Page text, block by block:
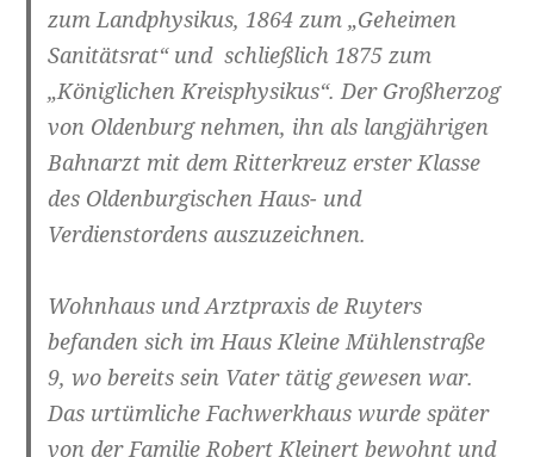
zum Landphysikus, 1864 zum „Geheimen
Sanitätsrat“ und schließlich 1875 zum
„Königlichen Kreisphysikus“. Der Großherzog
von Oldenburg nehmen, ihn als langjährigen
Bahnarzt mit dem Ritterkreuz erster Klasse
des Oldenburgischen Haus- und
Verdienstordens auszuzeichnen.
Wohnhaus und Arztpraxis de Ruyters
befanden sich im Haus Kleine Mühlenstraße
9, wo bereits sein Vater tätig gewesen war.
Das urtümliche Fachwerkhaus wurde später
von der Familie Robert Kleinert bewohnt und